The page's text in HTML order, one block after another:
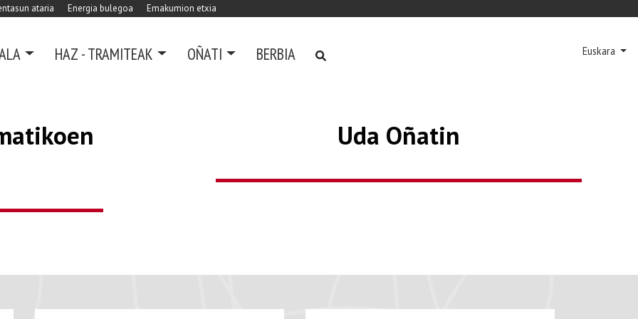
ataria Energia bulegoa Emakumion etxia
HAZ - TRAMITEAK OÑATI BERBIA Euskara
Uda Oñatin